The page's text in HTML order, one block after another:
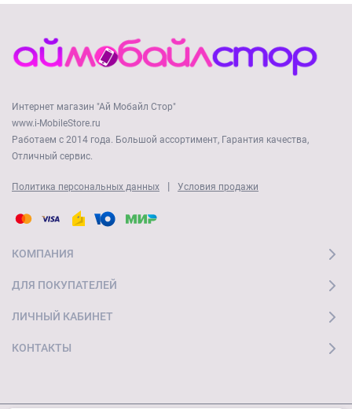
Интернет магазин "Ай Мобайл Стор"
www.i-MobileStore.ru
Работаем с 2014 года. Большой ассортимент, Гарантия качества,
Отличный сервис.
Политика персональных данных | Условия продажи
КОМПАНИЯ
ДЛЯ ПОКУПАТЕЛЕЙ
ЛИЧНЫЙ КАБИНЕТ
КОНТАКТЫ